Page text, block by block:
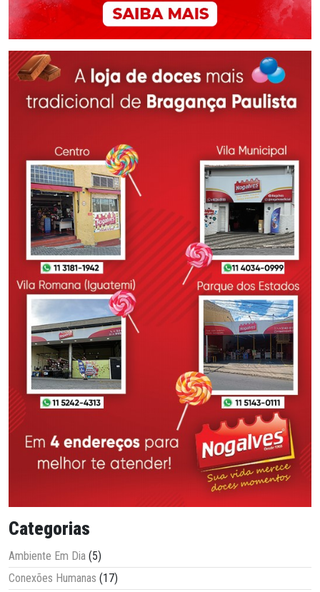
Categorias
Ambiente Em Dia (5)
Conexões Humanas (17)